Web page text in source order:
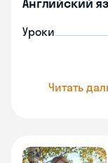
Уроки
Читать